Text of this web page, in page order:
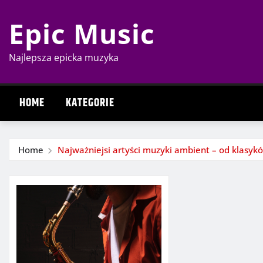
content
Epic Music
Najlepsza epicka muzyka
HOME KATEGORIE
Home Najważniejsi artyści muzyki ambient – od